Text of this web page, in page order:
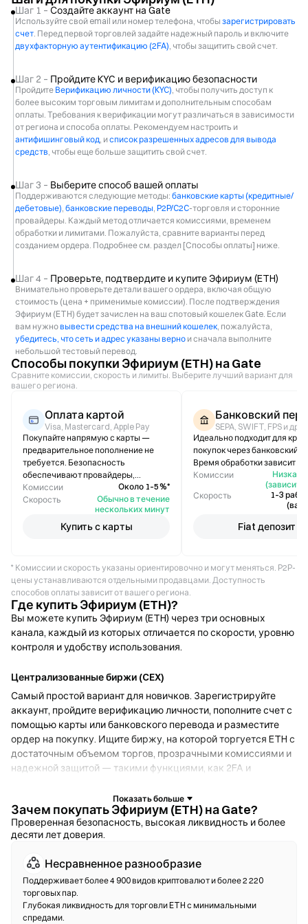
Шаг 1 – Создайте аккаунт на Gate
Используйте свой email или номер телефона, чтобы зарегистрировать
счет. Перед первой торговлей задайте надежный пароль и включите
двухфакторную аутентификацию (2FA), чтобы защитить свой счет.
Шаг 2 – Пройдите KYC и верификацию безопасности
Пройдите Верификацию личности (KYC), чтобы получить доступ к
более высоким торговым лимитам и дополнительным способам
оплаты. Требования к верификации могут различаться в зависимости
от региона и способа оплаты. Рекомендуем настроить и
антифишинговый код, исписок разрешенных адресов для вывода
средств, чтобы еще больше защитить свой счет.
Шаг 3 – Выберите способ вашей оплаты
Поддерживаются следующие методы: банковские карты (кредитные/
дебетовые), банковские переводы, P2P/C2C-торговля и сторонние
провайдеры. Каждый метод отличается комиссиями, временем
обработки и лимитами. Пожалуйста, сравните варианты перед
созданием ордера. Подробнее см. раздел [Способы оплаты] ниже.
Шаг 4 – Проверьте, подтвердите и купите Эфириум (ETH)
Внимательно проверьте детали вашего ордера, включая общую
стоимость (цена + применимые комиссии). После подтверждения
Эфириум (ETH) будет зачислен на ваш спотовый кошелек Gate. Если
вам нужно вывести средства на внешний кошелек, пожалуйста,
убедитесь, что сеть и адрес указаны верно и сначала выполните
небольшой тестовый перевод.
Способы покупки Эфириум (ETH) на Gate
Сравните комиссии, скорость и лимиты. Выберите лучший вариант для
вашего региона.
Оплата картой
Visa, Mastercard, Apple Pay
Покупайте напрямую с карты —
предварительное пополнение не
требуется. Безопасность
обеспечивают провайдеры,
соответствующие стандарту PCI-
DSS.
Комиссии
Около 1–5 %*
Скорость
Обычно в течение
нескольких минут
Купить с карты
Банковский
SEPA, SWIFT, FPS и др.
Идеально подходит для
покупок через банковский
Время обработки зависит от
Комиссии
Низкая /
(зависит
Скорость
1–3
Fiat депозит
* Комиссии и скорость указаны ориентировочно и могут меняться. P2P-
цены устанавливаются отдельными продавцами. Доступность
способов оплаты зависит от вашего региона.
Где купить Эфириум (ETH)?
Вы можете купить Эфириум (ETH) через три основных
канала, каждый из которых отличается по скорости, уровню
контроля и удобству использования.
Централизованные биржи (CEX)
Самый простой вариант для новичков. Зарегистрируйте
аккаунт, пройдите верификацию личности, пополните счет с
помощью карты или банковского перевода и разместите
ордер на покупку. Ищите биржу, на которой торгуется ETH с
достаточным объемом торгов, прозрачными комиссиями и
надежной защитой — такими функциями, как 2FA и
Криптокошельки
Для пользователей, которые отдают приоритет
позволяют хранить собственные приватные ключи и
обменивать токены прямо в интерфейсе кошелька.
Некоторые кошельки также поддерживают фиатный
онрамп, что дает возможность купить ETH с помощью
Зачем покупать Эфириум (ETH) на Gate?
Проверенная безопасность, высокая ликвидность и более
десяти лет доверия.
Несравненное разнообразие
Поддерживает более 4 900 видов криптовалют и более 2 220
торговых пар.
Глубокая ликвидность для торговли ETH с минимальными
спредами.